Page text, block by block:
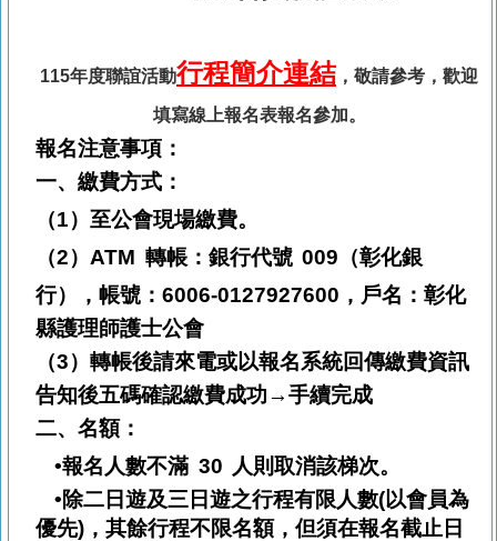
115年度聯誼活動行程簡介連結 ，敬請參考，歡迎
填寫線上報名表報名參加。
報名注意事項：
一、繳費方式：
（1） 至公會現場繳費。
（2） ATM 轉帳：銀行代號009 （彰化銀
行），帳號： 6006-0127927600 ，戶名：彰化
縣護理師護士公會
（3） 轉帳後請來電或以報名系統回傳繳費資訊
告知後五碼確認繳費成功→手續完成
二、 名額：
•報名人數不滿 30 人則取消該梯次。
•除二日遊及三日遊之行程有限人數(以會員為
優先)，其餘行程不限名額，但須在報名截止日